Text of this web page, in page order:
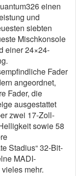
einen
und
siebten
Mischkonsole
einer 24×24-
Fader
angeordnet,
Fader, die
ausgestattet
zwei 17-Zoll-
sowie 58
Stadius“ 32-Bit-
MADI-
mehr.